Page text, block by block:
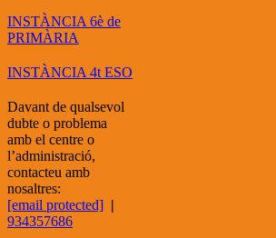
INSTÀNCIA 6è de
PRIMÀRIA
INSTÀNCIA 4t ESO
Davant de qualsevol
dubte o problema
amb el centre o
l’administració,
contacteu amb
nosaltres:
[email protected] |
934357686